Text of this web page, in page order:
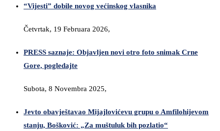
“Vijesti” dobile novog većinskog vlasnika
Četvrtak, 19 Februara 2026,
PRESS saznaje: Objavljen novi otro foto snimak Crne
Gore, pogledajte
Subota, 8 Novembra 2025,
Jevto obavještavao Mijajlovićevu grupu o Amfilohijevom
stanju, Bošković: „Za muštuluk bih pozlatio“